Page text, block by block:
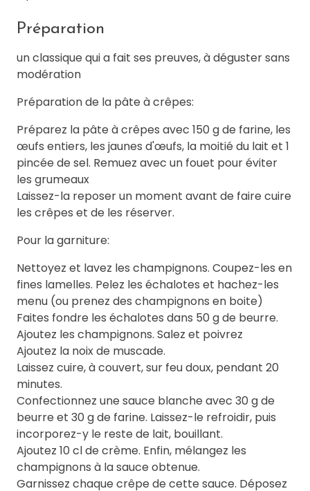
Préparation
un classique qui a fait ses preuves, à déguster sans
modération
Préparation de la pâte à crêpes:
Préparez la pâte à crêpes avec 150 g de farine, les
œufs entiers, les jaunes d'œufs, la moitié du lait et 1
pincée de sel. Remuez avec un fouet pour éviter
les grumeaux
Laissez-la reposer un moment avant de faire cuire
les crêpes et de les réserver.
Pour la garniture:
Nettoyez et lavez les champignons. Coupez-les en
fines lamelles. Pelez les échalotes et hachez-les
menu (ou prenez des champignons en boite)
Faites fondre les échalotes dans 50 g de beurre.
Ajoutez les champignons. Salez et poivrez
Ajoutez la noix de muscade.
Laissez cuire, à couvert, sur feu doux, pendant 20
minutes.
Confectionnez une sauce blanche avec 30 g de
beurre et 30 g de farine. Laissez-le refroidir, puis
incorporez-y le reste de lait, bouillant.
Ajoutez 10 cl de crème. Enfin, mélangez les
champignons à la sauce obtenue.
Garnissez chaque crêpe de cette sauce. Déposez